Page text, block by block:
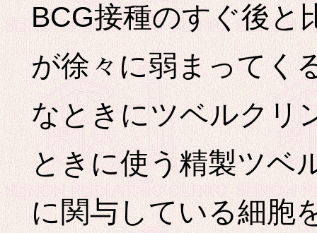
BCG接種のすぐ後と
が徐々に弱まってく
なときにツベルクリ
ときに使う精製ツベ
に関与している細胞